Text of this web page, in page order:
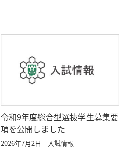
令和9年度総合型選抜学生募集要
項を公開しました
2026年7月2日 入試情報